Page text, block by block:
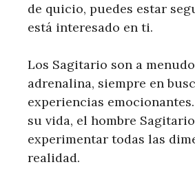
de quicio, puedes estar
está interesado en ti.
Los Sagitario son a
adrenalina, siempre en
experiencias
su vida, el hombre
experimentar todas las
realidad.